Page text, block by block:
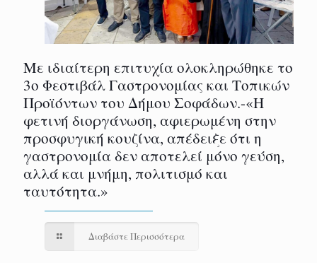
Με ιδιαίτερη επιτυχία ολοκληρώθηκε το
3ο Φεστιβάλ Γαστρονομίας και Τοπικών
Προϊόντων του Δήμου Σοφάδων.-«Η
φετινή διοργάνωση, αφιερωμένη στην
προσφυγική κουζίνα, απέδειξε ότι η
γαστρονομία δεν αποτελεί μόνο γεύση,
αλλά και μνήμη, πολιτισμό και
ταυτότητα.»
Διαβάστε Περισσότερα